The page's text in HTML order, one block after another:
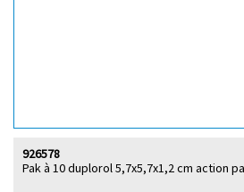
Pak à 10 duplorol 5,7x5,7x1,2 cm action
926578